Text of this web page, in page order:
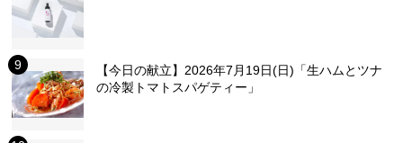
【今日の献立】2026年7月19日(日)「生ハムとツナ
の冷製トマトスパゲティー」